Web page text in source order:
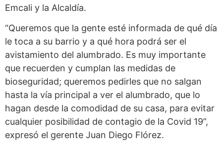
Emcali y la Alcaldía.
“Queremos que la gente esté informada de qué día
le toca a su barrio y a qué hora podrá ser el
avistamiento del alumbrado. Es muy importante
que recuerden y cumplan las medidas de
bioseguridad; queremos pedirles que no salgan
hasta la vía principal a ver el alumbrado, que lo
hagan desde la comodidad de su casa, para evitar
cualquier posibilidad de contagio de la Covid 19”,
expresó el gerente Juan Diego Flórez.